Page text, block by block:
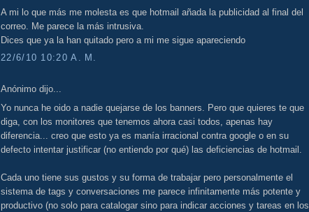
A mi lo que más me molesta es que hotmail añada la publicidad al final del
correo. Me parece la más intrusiva.
Dices que ya la han quitado pero a mi me sigue apareciendo
22/6/10 10:20 A. M.
Anónimo dijo...
Yo nunca he oido a nadie quejarse de los banners. Pero que quieres te que
diga, con los monitores que tenemos ahora casi todos, apenas hay
diferencia... creo que esto ya es manía irracional contra google o en su
defecto intentar justificar (no entiendo por qué) las deficiencias de hotmail.
Cada uno tiene sus gustos y su forma de trabajar pero personalmente el
sistema de tags y conversaciones me parece infinitamente más potente y
productivo (no solo para catalogar sino para indicar acciones y tareas en los